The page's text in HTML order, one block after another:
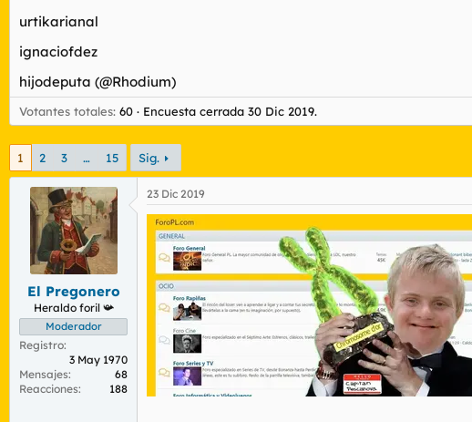
urtikarianal
ignaciofdez
hijodeputa (@Rhodium)
Votantes totales 60 Encuesta cerrada 30 Dic 2019.
1 2 3 … 15 Sig.
El Pregonero
Heraldo foril 📯
Moderador
Registro
3 May 1970
Mensajes
68
Reacciones
188
23 Dic 2019